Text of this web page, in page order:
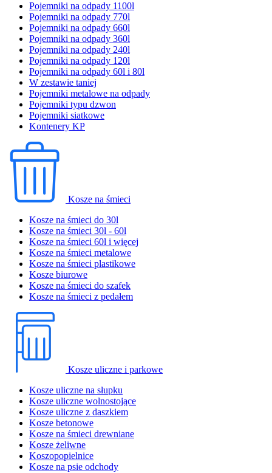
Pojemniki na odpady 1100l
Pojemniki na odpady 770l
Pojemniki na odpady 660l
Pojemniki na odpady 360l
Pojemniki na odpady 240l
Pojemniki na odpady 120l
Pojemniki na odpady 60l i 80l
W zestawie taniej
Pojemniki metalowe na odpady
Pojemniki typu dzwon
Pojemniki siatkowe
Kontenery KP
Kosze na śmieci
Kosze na śmieci do 30l
Kosze na śmieci 30l - 60l
Kosze na śmieci 60l i więcej
Kosze na śmieci metalowe
Kosze na śmieci plastikowe
Kosze biurowe
Kosze na śmieci do szafek
Kosze na śmieci z pedałem
Kosze uliczne i parkowe
Kosze uliczne na słupku
Kosze uliczne wolnostojące
Kosze uliczne z daszkiem
Kosze betonowe
Kosze na śmieci drewniane
Kosze żeliwne
Koszopopielnice
Kosze na psie odchody